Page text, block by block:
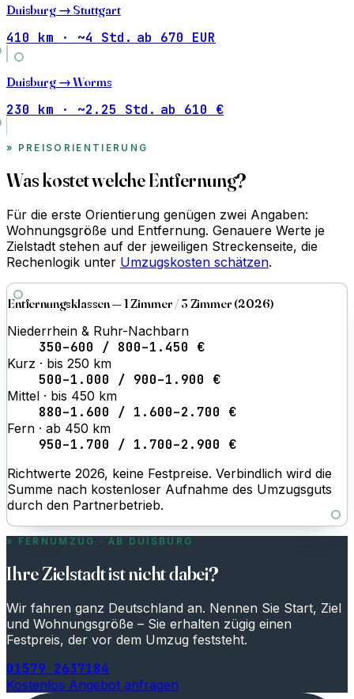
Duisburg → Stuttgart
410 km · ~4 Std. ab 670 EUR
Duisburg →Worms
230 km · ~2.25 Std. ab 610 €
PREISORIENTIERUNG
Was kostet welche Entfernung?
Für die erste Orientierung genügen zwei Angaben:
Wohnungsgröße und Entfernung. Genauere Werte je
Zielstadt stehen auf der jeweiligen Streckenseite, die
Rechenlogik unter Umzugskosten schätzen.
Entfernungsklassen — 1 Zimmer / 3 Zimmer (2026)
Niederrhein & Ruhr-Nachbarn
350–600 / 800–1.450 €
Kurz · bis 250 km
500–1.000 / 900–1.900 €
Mittel · bis 450 km
880–1.600 / 1.600–2.700 €
Fern · ab 450 km
950–1.700 / 1.700–2.900 €
Richtwerte 2026, keine Festpreise. Verbindlich wird die
Summe nach kostenloser Aufnahme des Umzugsguts
durch den Partnerbetrieb.
FERNUMZUG · AB DUISBURG
Ihre Zielstadt ist nicht dabei?
Wir fahren ganz Deutschland an. Nennen Sie Start, Ziel
und Wohnungsgröße – Sie erhalten zügig einen
Festpreis, der vor dem Umzug feststeht.
01579 2637184
Kostenlos Angebot anfragen